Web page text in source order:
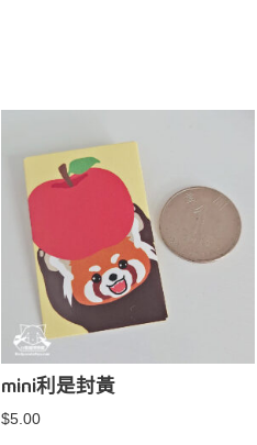
mini利是封黃
$5.00